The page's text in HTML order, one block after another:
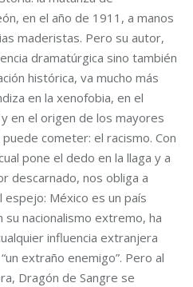
en el año de 1911, a manos
maderistas. Pero su autor,
dramatúrgica sino también
histórica, va mucho más
en la xenofobia, en el
en el origen de los mayores
cometer: el racismo. Con
pone el dedo en la llaga y a
descarnado, nos obliga a
México es un país
nacionalismo extremo, ha
influencia extranjera
extraño enemigo”. Pero al
Dragón de Sangre se